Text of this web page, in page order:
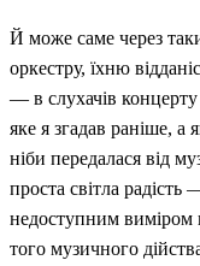
Й може саме через
оркестру, їхню
— в слухачів
яке я згадав раніше,
ніби передалася від
проста світла радість
недоступним виміром
того музичного